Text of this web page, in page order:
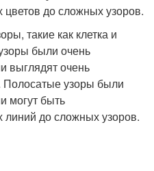
до сложных узоров.
такие как клетка и
были очень
выглядят очень
Полосатые узоры были
могут быть
линий до сложных узоров.